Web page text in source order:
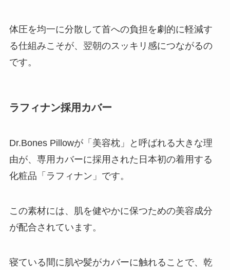
体圧を均一に分散して首への負担を劇的に軽減す
る仕組みこそが、翌朝のスッキリ感につながるの
です。
ラフィナン採用カバー
Dr.Bones Pillowが「美容枕」と呼ばれる大きな理
由が、専用カバーに採用された日本初の着用する
化粧品「ラフィナン」です。
この素材には、肌を健やかに保つための美容成分
が配合されています。
寝ている間に肌や髪がカバーに触れることで、乾